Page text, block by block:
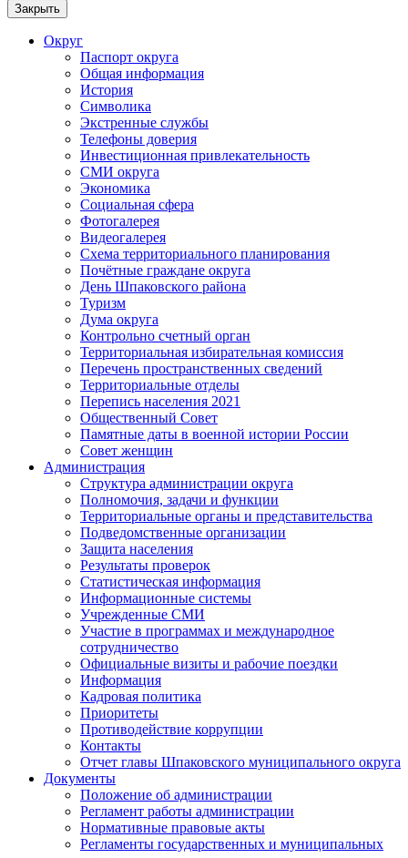
Закрыть
Округ
Паспорт округа
Общая информация
История
Символика
Экстренные службы
Телефоны доверия
Инвестиционная привлекательность
СМИ округа
Экономика
Социальная сфера
Фотогалерея
Видеогалерея
Схема территориального планирования
Почётные граждане округа
День Шпаковского района
Туризм
Дума округа
Контрольно счетный орган
Территориальная избирательная комиссия
Перечень пространственных сведений
Территориальные отделы
Перепись населения 2021
Общественный Совет
Памятные даты в военной истории России
Совет женщин
Администрация
Структура администрации округа
Полномочия, задачи и функции
Территориальные органы и представительства
Подведомственные организации
Защита населения
Результаты проверок
Статистическая информация
Информационные системы
Учрежденные СМИ
Участие в программах и международное
сотрудничество
Официальные визиты и рабочие поездки
Информация
Кадровая политика
Приоритеты
Противодействие коррупции
Контакты
Отчет главы Шпаковского муниципального округа
Документы
Положение об администрации
Регламент работы администрации
Нормативные правовые акты
Регламенты государственных и муниципальных